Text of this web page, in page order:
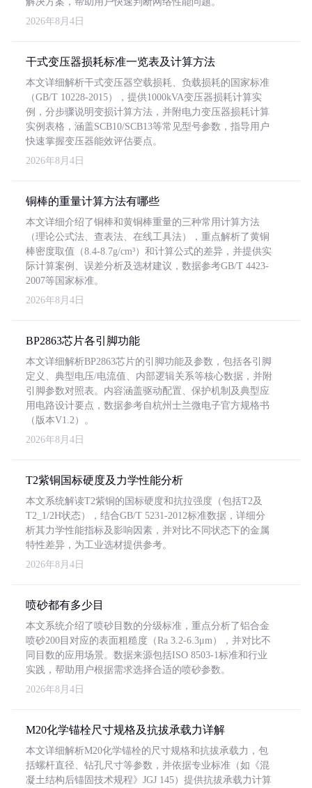
2026年8月4日
干式变压器损耗标准一览表及计算方法
本文详细解析干式变压器空载损耗、负载损耗的国家标准
（GB/T 10228-2015），提供1000kVA变压器损耗计算实
例，分步骤说明变损计算方法，并附电力变压器损耗计算
实例表格，涵盖SCB10/SCB13等常见型号参数，指导用户
快速掌握变压器能效评估要点。
2026年8月4日
铜棒的重量计算方法有哪些
本文详细介绍了铜棒和黄铜棒重量的三种常用计算方法
（理论公式法、查表法、在线工具法），重点解析了黄铜
棒密度取值（8.4-8.7g/cm³）和计算公式的差异，并提供实
际计算案例、误差分析及选材建议，数据参考GB/T 4423-
2007等国家标准。
2026年8月4日
BP2863芯片各引脚功能
本文详细解析BP2863芯片的引脚功能及参数，包括各引脚
定义、典型电压/电流值、内部逻辑关系等核心数据，并附
引脚参数对照表。内容涵盖驱动配置、保护机制及典型应
用电路设计要点，数据参考自杭州士兰微电子官方规格书
（版本V1.2）。
2026年8月4日
T2紫铜国标硬度及力学性能分析
本文系统解读T2紫铜的国标硬度和抗拉强度（包括T2及
T2_1/2H状态），结合GB/T 5231-2012标准数据，详细分
析其力学性能指标及影响因素，并对比不同状态下的金属
特性差异，为工业选材提供参考。
2026年8月4日
喷砂都有多少目
本文系统介绍了喷砂目数的分级标准，重点分析了铝合金
喷砂200目对应的表面粗糙度（Ra 3.2-6.3μm），并对比不
同目数的应用场景。数据来源包括ISO 8503-1标准和行业
实践，帮助用户根据需求选择合适的喷砂参数。
2026年8月4日
M20化学锚栓尺寸规格及抗拔承载力详解
本文详细解析M20化学锚栓的尺寸规格和抗拔承载力，包
括螺杆直径、钻孔尺寸等参数，并依据专业标准（如《混
凝土结构后锚固技术规程》JGJ 145）提供抗拔承载力计算